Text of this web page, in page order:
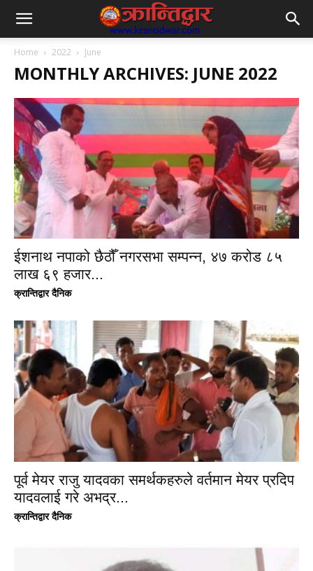
Home 2022 June
MONTHLY ARCHIVES: JUNE 2022
ईशनाथ नपाको छैठौँ नगरसभा सम्पन्न, ४७ करोड ८५
लाख ६९ हजार...
क्रान्तिद्वार दैनिक
पूर्व मेयर राजु यादवका समर्थकहरुले वर्तमान मेयर प्रदिप
यादवलाई गरे अभद्र...
क्रान्तिद्वार दैनिक